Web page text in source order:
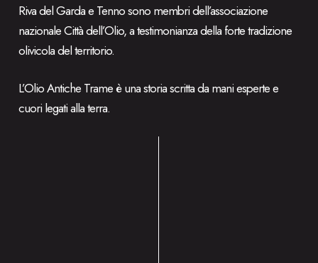
Riva del Garda e Tenno sono membri dell’associazione
nazionale Città dell’Olio, a testimonianza della forte tradizione
olivicola del territorio.
L’Olio Antiche Trame è una storia scritta da mani esperte e
cuori legati alla terra.